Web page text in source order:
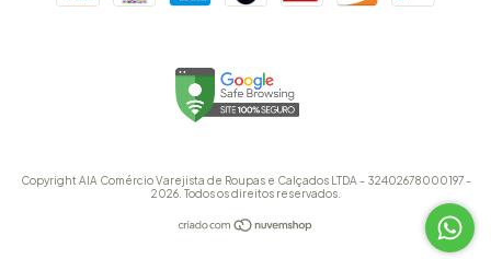
Copyright AIA Comércio Varejista de Roupas e Calçados LTDA - 32402678000197 -
2026. Todos os direitos reservados.